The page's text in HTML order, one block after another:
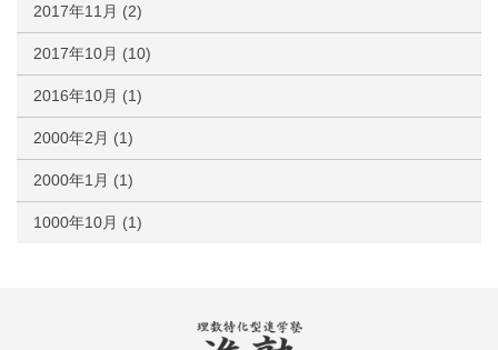
2017年11月 (2)
2017年10月 (10)
2016年10月 (1)
2000年2月 (1)
2000年1月 (1)
1000年10月 (1)